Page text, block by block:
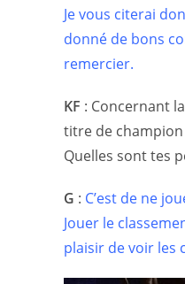
Je vous citerai
donné de bons
remercier.
KF : Concernant
titre de
Quelles sont tes
G : C’est de ne
Jouer le
plaisir de voir les